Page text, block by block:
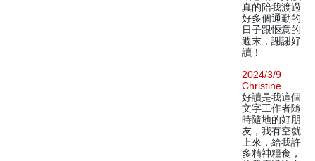
真的陪我渡過
好多個通勤的
日子跟愜意的
週末，謝謝好
讀！
2024/3/9
Christine
好讀是我這個
文字工作者隨
時隨地的好朋
友，我有空就
上來，給我許
多精神糧食，